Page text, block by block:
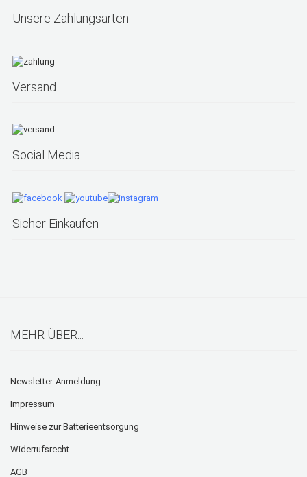
Unsere Zahlungsarten
Versand
Social Media
Sicher Einkaufen
MEHR ÜBER...
Newsletter-Anmeldung
Impressum
Hinweise zur Batterieentsorgung
Widerrufsrecht
AGB